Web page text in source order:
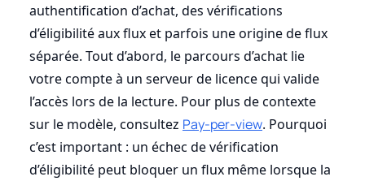
authentification d’achat, des vérifications
d’éligibilité aux flux et parfois une origine de flux
séparée. Tout d’abord, le parcours d’achat lie
votre compte à un serveur de licence qui valide
l’accès lors de la lecture. Pour plus de contexte
sur le modèle, consultez Pay-per-view. Pourquoi
c’est important : un échec de vérification
d’éligibilité peut bloquer un flux même lorsque la